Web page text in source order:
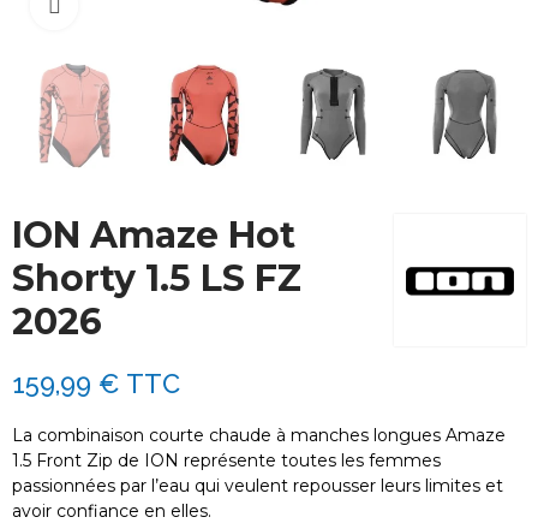
ION Amaze Hot
Shorty 1.5 LS FZ
2026
159,99 € TTC
La combinaison courte chaude à manches longues Amaze
1.5 Front Zip de ION représente toutes les femmes
passionnées par l’eau qui veulent repousser leurs limites et
avoir confiance en elles.